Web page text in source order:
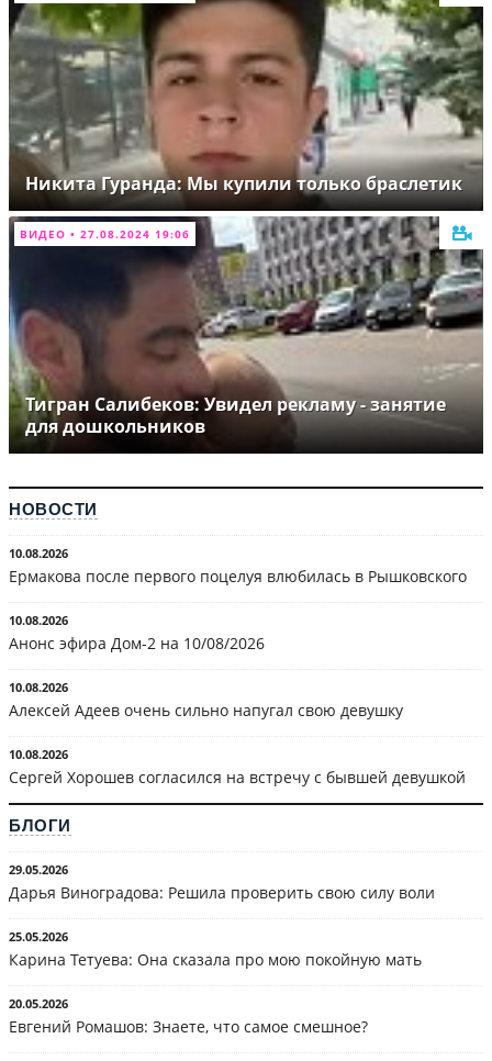
Никита Гуранда: Мы купили только браслетик
ВИДЕО • 27.08.2024 19:06
Тигран Салибеков: Увидел рекламу - занятие
для дошкольников
НОВОСТИ
10.08.2026
Ермакова после первого поцелуя влюбилась в Рышковского
10.08.2026
Анонс эфира Дом-2 на 10/08/2026
10.08.2026
Алексей Адеев очень сильно напугал свою девушку
10.08.2026
Сергей Хорошев согласился на встречу с бывшей девушкой
БЛОГИ
29.05.2026
Дарья Виноградова: Решила проверить свою силу воли
25.05.2026
Карина Тетуева: Она сказала про мою покойную мать
20.05.2026
Евгений Ромашов: Знаете, что самое смешное?